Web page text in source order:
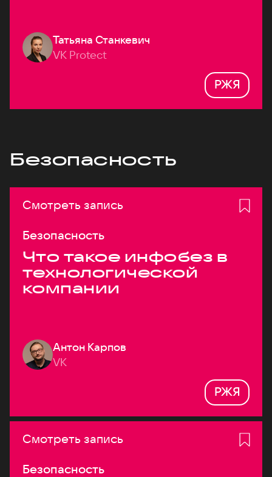
Татьяна Станкевич
VK Protect
РЖЯ
Безопасность
Смотреть запись
Безопасность
Что такое инфобез в
технологической
компании
Антон Карпов
VK
РЖЯ
Смотреть запись
Безопасность